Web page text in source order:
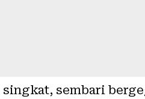
singkat, sembari